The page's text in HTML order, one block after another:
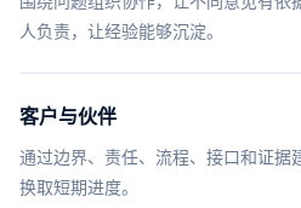
人负责，让经验能够沉淀。
客户与伙伴
通过边界、责任、流程、接口和证据
换取短期进度。